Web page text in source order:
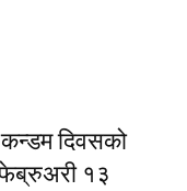
दिवसको
१३